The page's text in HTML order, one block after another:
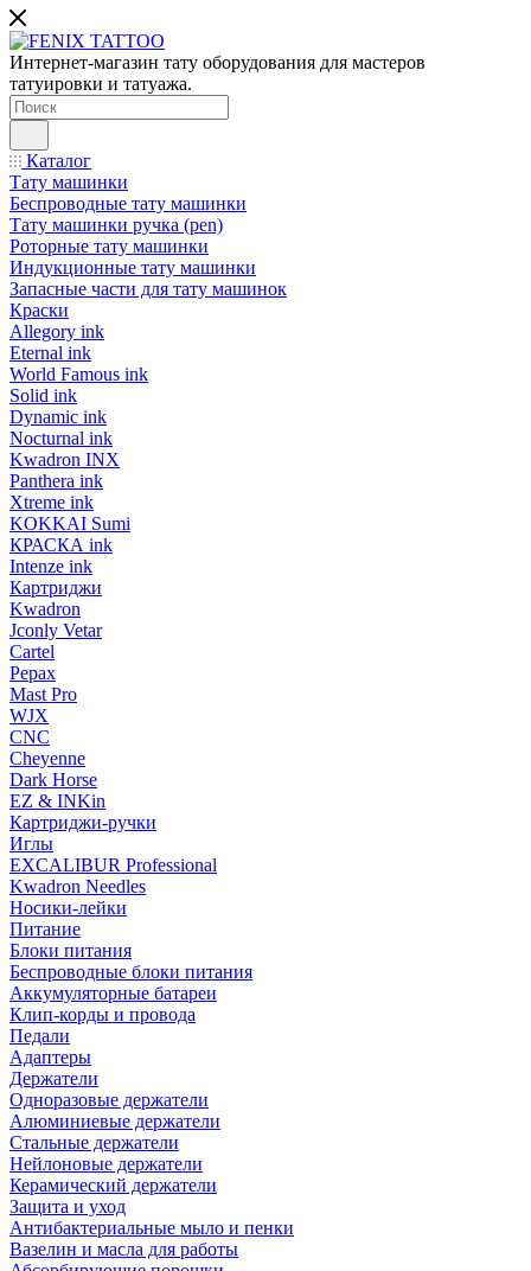
Интернет-магазин тату оборудования для мастеров
татуировки и татуажа.
Каталог
Тату машинки
Беспроводные тату машинки
Тату машинки ручка (pen)
Роторные тату машинки
Индукционные тату машинки
Запасные части для тату машинок
Краски
Allegory ink
Eternal ink
World Famous ink
Solid ink
Dynamic ink
Nocturnal ink
Kwadron INX
Panthera ink
Xtreme ink
KOKKAI Sumi
КРАСКА ink
Intenze ink
Картриджи
Kwadron
Jconly Vetar
Cartel
Pepax
Mast Pro
WJX
CNC
Cheyenne
Dark Horse
EZ & INKin
Картриджи-ручки
Иглы
EXCALIBUR Professional
Kwadron Needles
Носики-лейки
Питание
Блоки питания
Беспроводные блоки питания
Аккумуляторные батареи
Клип-корды и провода
Педали
Адаптеры
Держатели
Одноразовые держатели
Алюминиевые держатели
Стальные держатели
Нейлоновые держатели
Керамический держатели
Защита и уход
Антибактериальные мыло и пенки
Вазелин и масла для работы